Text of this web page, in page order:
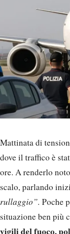
Mattinata di
dove il traffico è
ore. A renderlo
scalo, parlando
rullaggio”. Poche
situazione ben più
vigili del fuoco,